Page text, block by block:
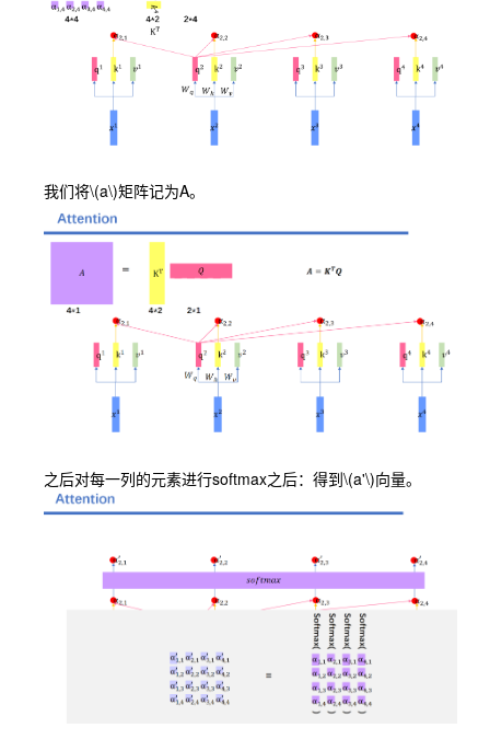
我们将\(a\)矩阵记为A。
之后对每一列的元素进行softmax之后：得到\(a'\)向量。